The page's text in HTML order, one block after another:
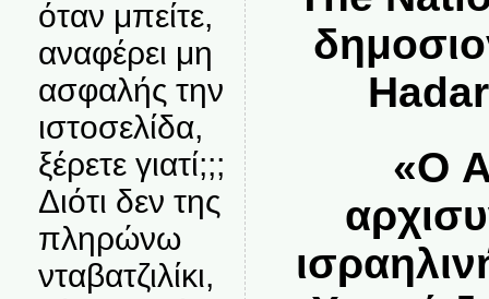
όταν μπείτε,
αναφέρει μη
ασφαλής την
ιστοσελίδα,
ξέρετε γιατί;;;
Διότι δεν της
πληρώνω
νταβατζιλίκι,
«Ο